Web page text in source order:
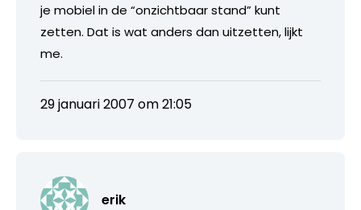
je mobiel in de “onzichtbaar stand” kunt
zetten. Dat is wat anders dan uitzetten, lijkt
me.
29 januari 2007 om 21:05
erik